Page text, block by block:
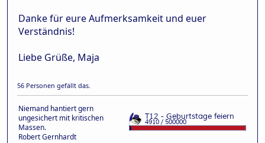
Danke für eure Aufmerksamkeit und euer
Verständnis!
Liebe Grüße, Maja
56 Personen gefällt das.
Niemand hantiert gern
ungesichert mit kritischen
Massen.
Robert Gernhardt